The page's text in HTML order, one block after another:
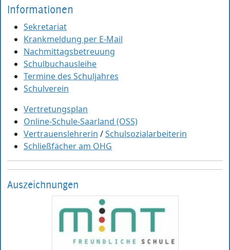
Informationen
Sekretariat
Krankmeldung per E-Mail
Nachmittagsbetreuung
Schulbuchausleihe
Termine des Schuljahres
Schulverein
Vertretungsplan
Online-Schule-Saarland (OSS)
Vertrauenslehrerin /Schulsozialarbeiterin
Schließfächer am OHG
Auszeichnungen